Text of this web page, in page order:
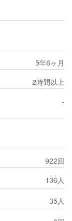
5年6ヶ月
2時間以上
-
922回
136人
35人